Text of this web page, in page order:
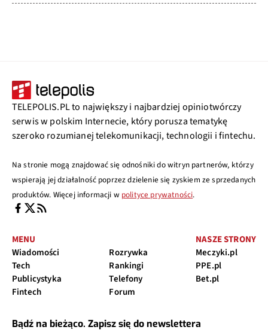
TELEPOLIS.PL to największy i najbardziej opiniotwórczy
serwis w polskim Internecie, który porusza tematykę
szeroko rozumianej telekomunikacji, technologii i fintechu.
Na stronie mogą znajdować się odnośniki do witryn partnerów, którzy
wspierają jej działalność poprzez dzielenie się zyskiem ze sprzedanych
produktów. Więcej informacji w polityce prywatności.
MENU
Wiadomości
Tech
Publicystyka
Fintech
Rozrywka
Rankingi
Telefony
Forum
NASZE STRONY
Meczyki.pl
PPE.pl
Bet.pl
Bądź na bieżąco. Zapisz się do newslettera